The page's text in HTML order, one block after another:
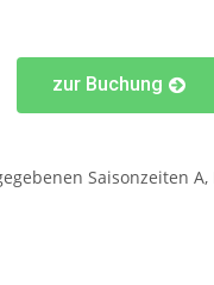
zur Buchung
Saisonzeiten